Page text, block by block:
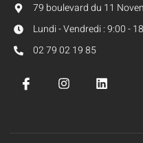
79 boulevard du 11
Lundi - Vendredi : 9:00 -
02 79 02 19 85